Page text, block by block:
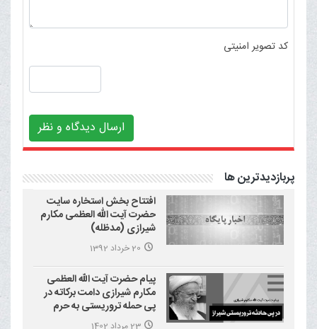
کد تصویر امنیتی
ارسال دیدگاه و نظر
پربازدیدترین ها
افتتاح بخش استخاره سایت
حضرت آیت الله العظمی مکارم
شیرازی (مدظله)
20 خرداد 1392
پیام حضرت آیت الله العظمی
مکارم شیرازی دامت برکاته در
پی حمله تروریستی به حرم
احمد بن موسی علیه السلام
23 مرداد 1402